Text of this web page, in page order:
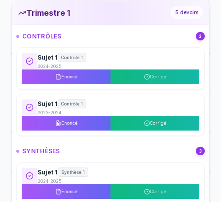
Trimestre 1 5 devoirs
CONTRÔLES 2
Sujet 1
Contrôle 1
2024-2025
Énoncé
Corrigé
Sujet 1
Contrôle 1
2023-2024
Énoncé
Corrigé
SYNTHÈSES 3
Sujet 1
Synthèse 1
2024-2025
Énoncé
Corrigé